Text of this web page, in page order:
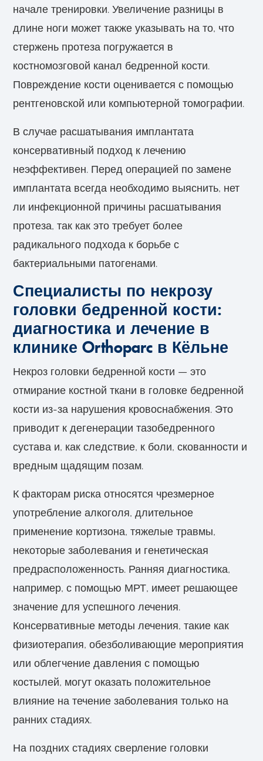
начале тренировки. Увеличение разницы в
длине ноги может также указывать на то, что
стержень протеза погружается в
костномозговой канал бедренной кости.
Повреждение кости оценивается с помощью
рентгеновской или компьютерной томографии.
В случае расшатывания имплантата
консервативный подход к лечению
неэффективен. Перед операцией по замене
имплантата всегда необходимо выяснить, нет
ли инфекционной причины расшатывания
протеза, так как это требует более
радикального подхода к борьбе с
бактериальными патогенами.
Специалисты по некрозу
головки бедренной кости:
диагностика и лечение в
клинике Orthoparc в Кёльне
Некроз головки бедренной кости — это
отмирание костной ткани в головке бедренной
кости из-за нарушения кровоснабжения. Это
приводит к дегенерации тазобедренного
сустава и, как следствие, к боли, скованности и
вредным щадящим позам.
К факторам риска относятся чрезмерное
употребление алкоголя, длительное
применение кортизона, тяжелые травмы,
некоторые заболевания и генетическая
предрасположенность. Ранняя диагностика,
например, с помощью МРТ, имеет решающее
значение для успешного лечения.
Консервативные методы лечения, такие как
физиотерапия, обезболивающие мероприятия
или облегчение давления с помощью
костылей, могут оказать положительное
влияние на течение заболевания только на
ранних стадиях.
На поздних стадиях сверление головки